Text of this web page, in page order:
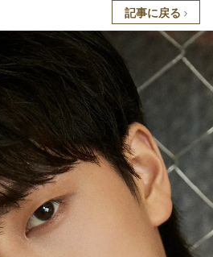
記事に戻る